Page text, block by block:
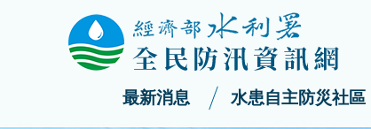
跳到主要內容區塊
最新消息 水患自主防災社區